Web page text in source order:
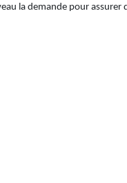
la demande pour assurer